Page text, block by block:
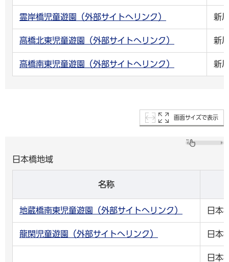
霊岸橋児童遊園（外部サイトへリンク） 新
高橋北東児童遊園（外部サイトへリンク） 新
高橋南東児童遊園（外部サイトへリンク） 新
画面サイズで表示
日本橋地域
名称
地蔵橋南東児童遊園（外部サイトへリンク） 日本
龍閑児童遊園（外部サイトへリンク） 日本
日本